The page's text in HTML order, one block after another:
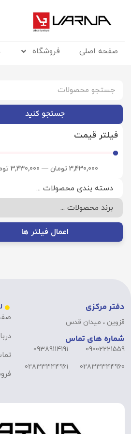
صفحه اصلی فروشگاه
جستجو کنید
فیلتر قیمت
3,430,000 تومان —
3,430,000
اعمال فیلتر ها
دفتر مرکزی
قزوین ، میدان قدس
شماره های تماس
09002221559
02833344960
09389114191
02833344961